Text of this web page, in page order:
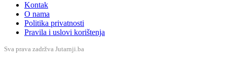
Kontak
O nama
Politika privatnosti
Pravila i uslovi korištenja
Sva prava zadržva Jutarnji.ba